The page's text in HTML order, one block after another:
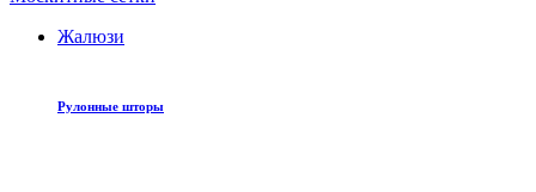
Жалюзи
Рулонные шторы